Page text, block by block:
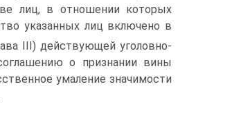
лиц, в отношении которых
указанных лиц включено в
III) действующей уголовно-
о признании вины
умаление значимости